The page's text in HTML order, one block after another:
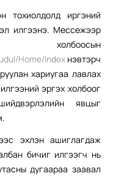
тохиолдолд иргэний
илгээнэ. Мессежээр
Home/Index нэвтэрч
хариугаа лавлах
эргэх холбоог
явцыг
эхлэн ашиглагдаж
бичиг илгээгч нь
дугаараа заавал